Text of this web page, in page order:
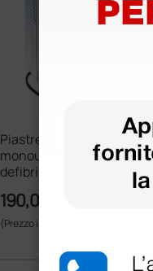
Piastre pediatriche
monouso per
defibrillatore Lifeline AED
190,00 €
(Prezzo i.e.)